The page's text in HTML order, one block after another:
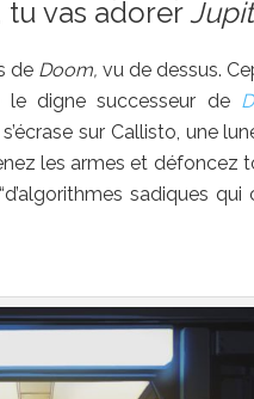
tu vas adorer
de Doom, vu de dessus.
digne successeur de
sur Callisto, une
les armes et défoncez
sadiques qui